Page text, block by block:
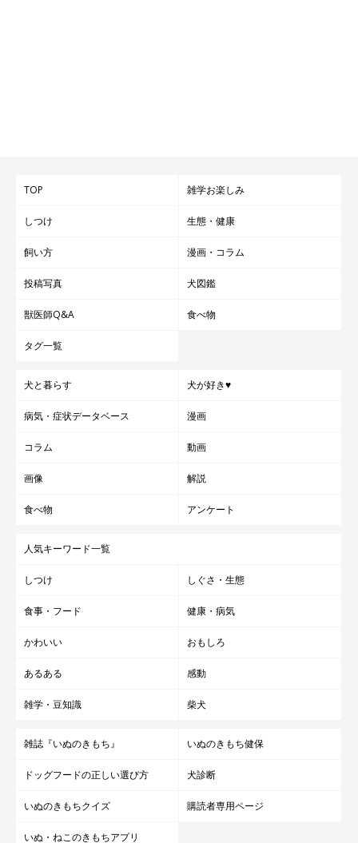
TOP 雑学お楽しみ
しつけ 生態・健康
飼い方 漫画・コラム
投稿写真 犬図鑑
獣医師Q&A 食べ物
タグ一覧
犬と暮らす 犬が好き♥
病気・症状データベース 漫画
コラム 動画
画像 解説
食べ物 アンケート
人気キーワード一覧
しつけ しぐさ・生態
食事・フード 健康・病気
かわいい おもしろ
あるある 感動
雑学・豆知識 柴犬
雑誌『いぬのきもち』 いぬのきもち健保
ドッグフードの正しい選び方 犬診断
いぬのきもちクイズ 購読者専用ページ
いぬ・ねこのきもちアプリ